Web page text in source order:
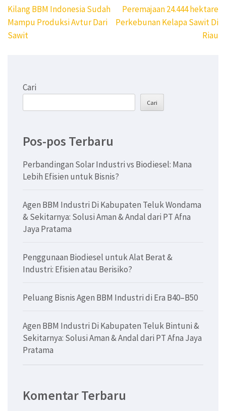
Navigasi
pos
Kilang BBM Indonesia Sudah
Mampu Produksi Avtur Dari
Sawit
Peremajaan 24.444 hektare
Perkebunan Kelapa Sawit Di
Riau
Cari
Cari
Pos-pos Terbaru
Perbandingan Solar Industri vs Biodiesel: Mana
Lebih Efisien untuk Bisnis?
Agen BBM Industri Di Kabupaten Teluk Wondama
& Sekitarnya: Solusi Aman & Andal dari PT Afna
Jaya Pratama
Penggunaan Biodiesel untuk Alat Berat &
Industri: Efisien atau Berisiko?
Peluang Bisnis Agen BBM Industri di Era B40–B50
Agen BBM Industri Di Kabupaten Teluk Bintuni &
Sekitarnya: Solusi Aman & Andal dari PT Afna Jaya
Pratama
Komentar Terbaru